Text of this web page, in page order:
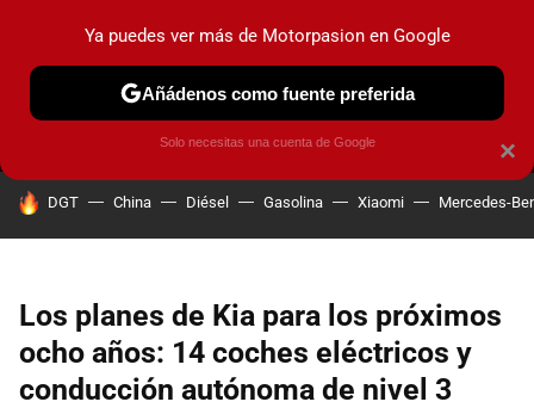
MENÚ NUEVO
COCHES ELÉCTRICOS OBSERVATORIO
HOY SE HABLA DE
DGT China Diésel Gasolina Xiaomi Mercedes-
Los planes de Kia para los próximos
ocho años: 14 coches eléctricos y
conducción autónoma de nivel 3
×
Ya puedes ver más de Motorpasion en Google
Añádenos como fuente preferida
Solo necesitas una cuenta de Google